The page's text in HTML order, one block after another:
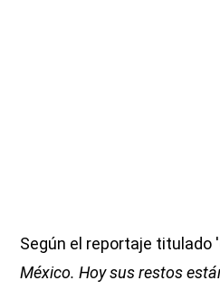
Según el reportaje titulado '
México. Hoy sus restos